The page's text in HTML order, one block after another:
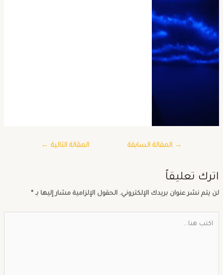
→المقالة السابقة المقالة التالية←
تعليقاً
يتم نشر عنوان بريدك الإلكتروني. الحقول الإلزامية مشار إليها بـ *